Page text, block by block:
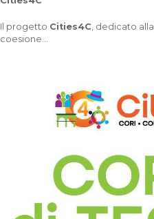
Il progetto Cities4C, dedicato
coesione...